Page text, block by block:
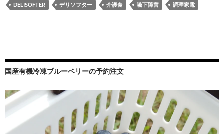
DELISOFTER デリソフター 介護食 嚥下障害 調理家電
国産有機冷凍ブルーベリーの予約注文